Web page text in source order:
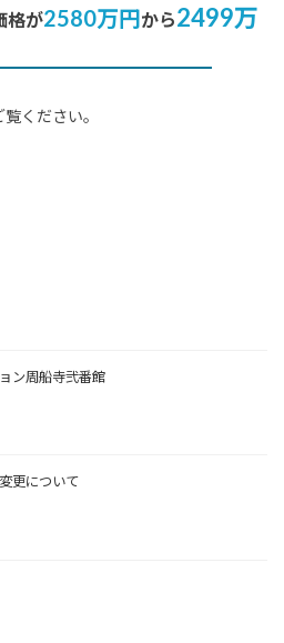
格が2580万円から2499万
ください。
ン周船寺弐番館
更について